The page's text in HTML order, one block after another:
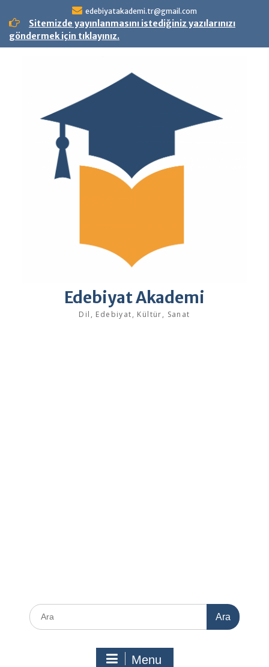
content
edebiyatakademi.tr@gmail.com
Sitemizde yayınlanmasını istediğiniz yazılarınızı
göndermek için tıklayınız.
Edebiyat Akademi
Dil, Edebiyat, Kültür, Sanat
Search
for:
Menu